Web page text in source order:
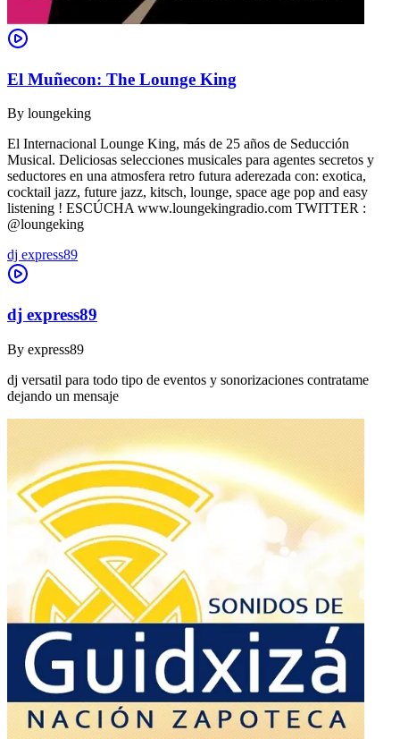
El Muñecon: The Lounge King
By loungeking
El Internacional Lounge King, más de 25 años de Seducción
Musical. Deliciosas selecciones musicales para agentes secretos y
seductores en una atmosfera retro futura aderezada con: exotica,
cocktail jazz, future jazz, kitsch, lounge, space age pop and easy
listening ! ESCÚCHA www.loungekingradio.com TWITTER :
@loungeking
dj express89
dj express89
By express89
dj versatil para todo tipo de eventos y sonorizaciones contratame
dejando un mensaje